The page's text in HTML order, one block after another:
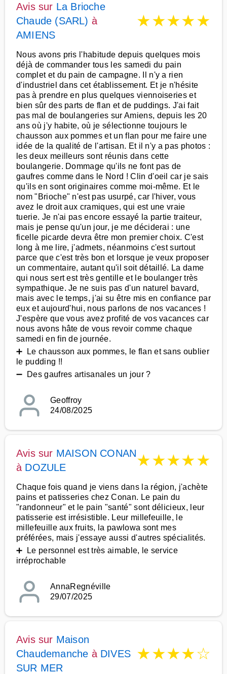
Avis sur La Brioche
Chaude (SARL) à
AMIENS
★★★★★
Nous avons pris l'habitude depuis quelques mois
déjà de commander tous les samedi du pain
complet et du pain de campagne. Il n'y a rien
d'industriel dans cet établissement. Et je n'hésite
pas à prendre en plus quelques viennoiseries et
bien sûr des parts de flan et de puddings. J'ai fait
pas mal de boulangeries sur Amiens, depuis les 20
ans où j'y habite, où je sélectionne toujours le
chausson aux pommes et un flan pour me faire une
idée de la qualité de l'artisan. Et il n'y a pas photos :
les deux meilleurs sont réunis dans cette
boulangerie. Dommage qu'ils ne font pas de
gaufres comme dans le Nord ! Clin d'oeil car je sais
qu'ils en sont originaires comme moi-même. Et le
nom "Brioche" n'est pas usurpé, car l'hiver, vous
avez le droit aux cramiques, qui est une vraie
tuerie. Je n'ai pas encore essayé la partie traiteur,
mais je pense qu'un jour, je me déciderai : une
ficelle picarde devra être mon premier choix. C'est
long à me lire, j'admets, néanmoins c'est surtout
parce que c'est très bon et lorsque je veux proposer
un commentaire, autant qu'il soit détaillé. La dame
qui nous sert est très gentille et le boulanger très
sympathique. Je ne suis pas d'un naturel bavard,
mais avec le temps, j'ai su être mis en confiance par
eux et aujourd'hui, nous parlons de nos vacances !
J'espère que vous avez profité de vos vacances car
nous avons hâte de vous revoir comme chaque
samedi en fin de journée.
➕ Le chausson aux pommes, le flan et sans oublier
le pudding !!
➖ Des gaufres artisanales un jour ?
Geoffroy
24/08/2025
Avis sur MAISON CONAN
à DOZULE ★★★★★
Chaque fois quand je viens dans la région, j'achète
pains et patisseries chez Conan. Le pain du
"randonneur" et le pain "santé" sont délicieux, leur
patisserie est irrésistible. Leur millefeuille, le
millefeuille aux fruits, la pawlowa sont mes
préférées, mais j'essaye aussi d'autres spécialités.
➕ Le personnel est très aimable, le service
irréprochable
AnnaRegnéville
29/07/2025
Avis sur Maison
Chaudemanche à DIVES
SUR MER
★★★★☆